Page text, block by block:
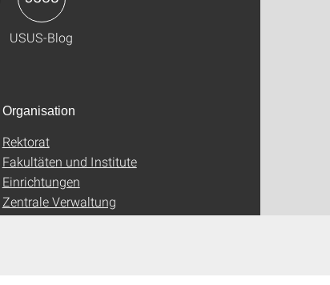
USUS-Blog
Organisation
Rektorat
Fakultäten und Institute
Einrichtungen
Zentrale Verwaltung